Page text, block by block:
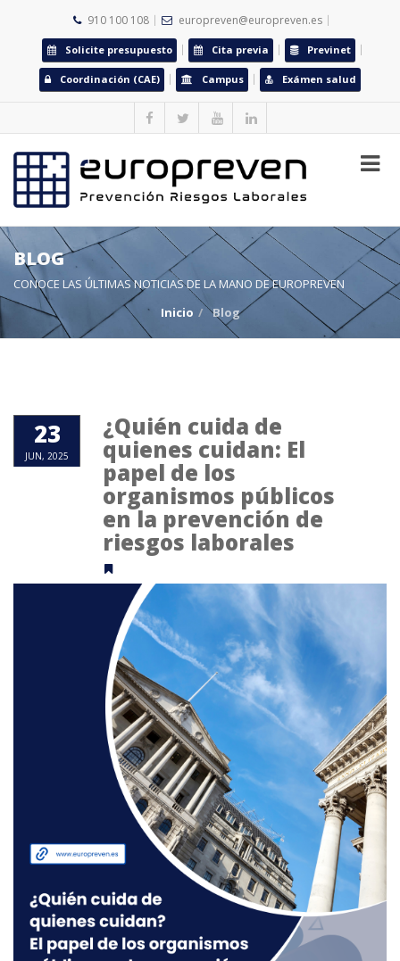
910 100 108 europreven@europreven.es
Solicite presupuesto Cita previa Previnet
Coordinación (CAE) Campus Exámen salud
BLOG
CONOCE LAS ÚLTIMAS NOTICIAS DE LA MANO DE EUROPREVEN
Inicio
Blog
23
JUN, 2025
¿Quién cuida de
quienes cuidan: El
papel de los
organismos públicos
en la prevención de
riesgos laborales